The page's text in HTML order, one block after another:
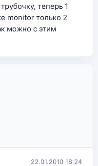
теперь 1
monitor только 2
можно с этим
22.01.2010 18:24